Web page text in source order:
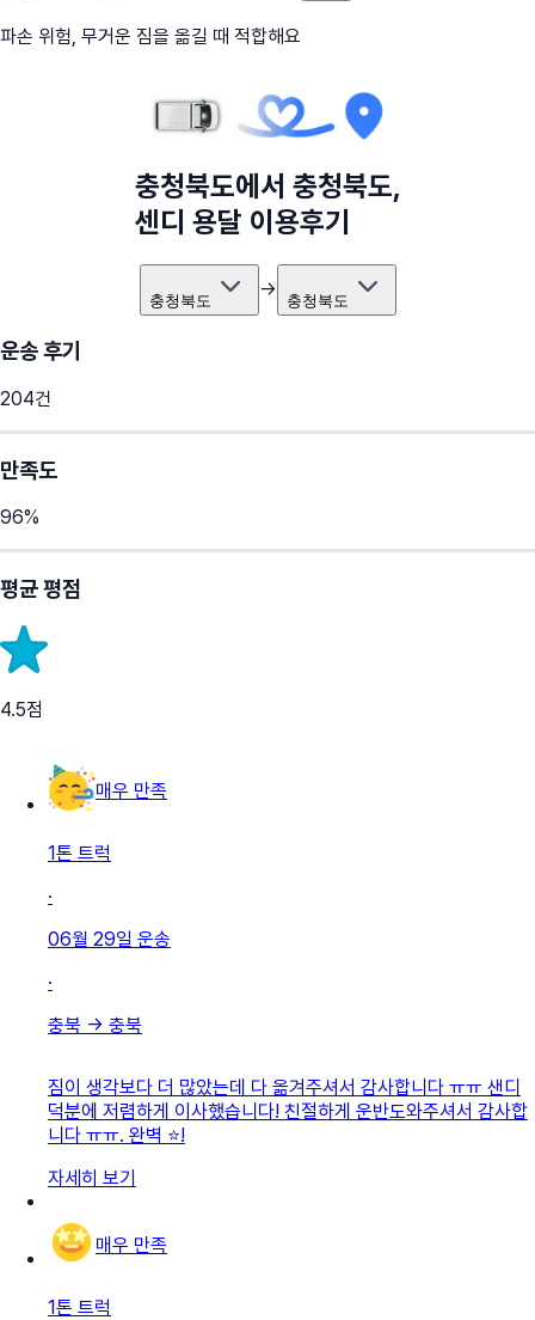
파손 위험, 무거운 짐을 옮길 때 적합해요
충청북도에서 충청북도,
센디 용달 이용후기
충청북도 → 충청북도
운송 후기
204건
만족도
96%
평균 평점
4.5점
매우 만족
1톤 트럭
·
06월 29일 운송
·
충북 → 충북
짐이 생각보다 더 많았는데 다 옮겨주셔서 감사합니다 ㅠㅠ 샌디
덕분에 저렴하게 이사했습니다! 친절하게 운반도와주셔서 감사합
니다 ㅠㅠ. 완벽 ⭐!
자세히 보기
매우 만족
1톤 트럭